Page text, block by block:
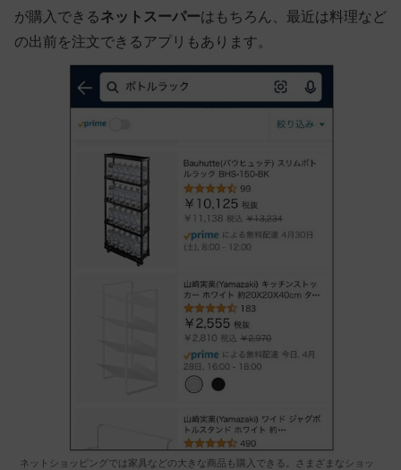
が購入できるネットスーパーはもちろん、最近は料理など
の出前を注文できるアプリもあります。
ネットショッピングでは家具などの大きな商品も購入できる。さまざまなショッ